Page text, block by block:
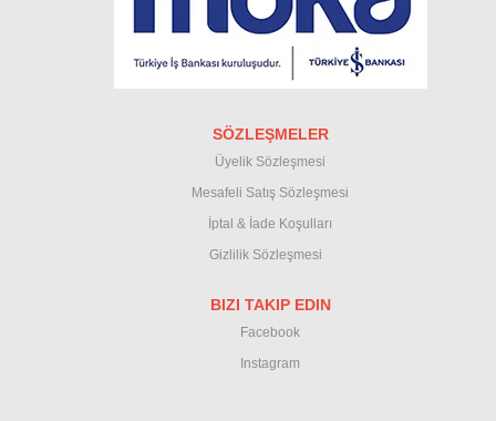
SÖZLEŞMELER
Üyelik Sözleşmesi
Mesafeli Satış Sözleşmesi
İptal & İade Koşulları
Gizlilik Sözleşmesi
BIZI TAKIP EDIN
Facebook
Instagram